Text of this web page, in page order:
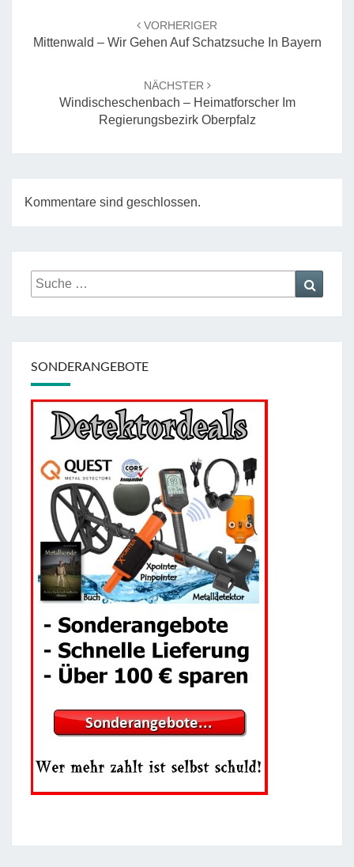
VORHERIGER
Mittenwald – Wir Gehen Auf Schatzsuche In Bayern
NÄCHSTER
Windischeschenbach – Heimatforscher Im
Regierungsbezirk Oberpfalz
Kommentare sind geschlossen.
Suche
nach:
SONDERANGEBOTE